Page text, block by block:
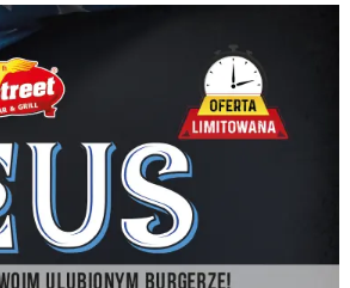
proc. Polaków jest przeciwnych
– Bar & Grill nie będziemy używali jaj
również tych będących
wyboru najlepszych produktów.
przemysłowy, co wiąże się z
pomagała nam przy